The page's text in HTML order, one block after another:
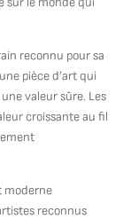
reconnu pour sa
pièce d’art qui
valeur sûre. Les
croissante au fil
moderne
reconnus